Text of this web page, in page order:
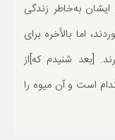
به‌خاطر زندگی
اما بالأخره برای
[بعد شنیدم که]از
است و آن میوه را